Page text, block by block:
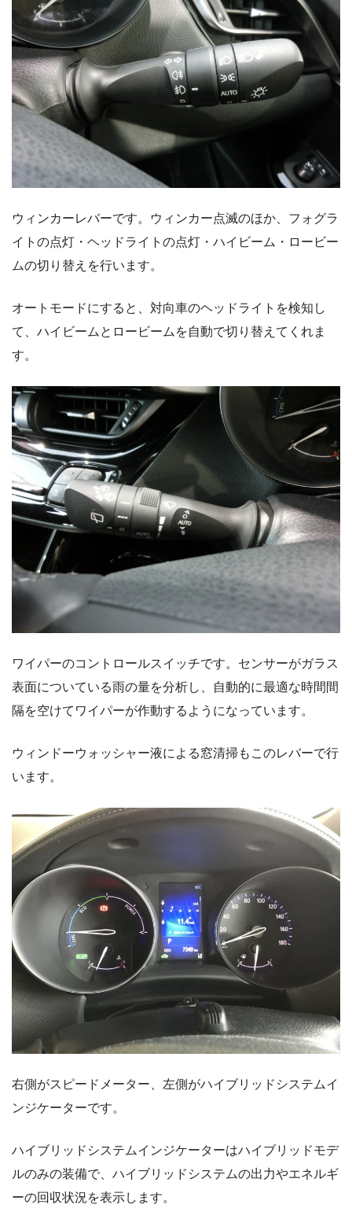
ウィンカーレバーです。ウィンカー点滅のほか、フォグラ
イトの点灯・ヘッドライトの点灯・ハイビーム・ロービー
ムの切り替えを行います。
オートモードにすると、対向車のヘッドライトを検知し
て、ハイビームとロービームを自動で切り替えてくれま
す。
ワイパーのコントロールスイッチです。センサーがガラス
表面についている雨の量を分析し、自動的に最適な時間間
隔を空けてワイパーが作動するようになっています。
ウィンドーウォッシャー液による窓清掃もこのレバーで行
います。
右側がスピードメーター、左側がハイブリッドシステムイ
ンジケーターです。
ハイブリッドシステムインジケーターはハイブリッドモデ
ルのみの装備で、ハイブリッドシステムの出力やエネルギ
ーの回収状況を表示します。